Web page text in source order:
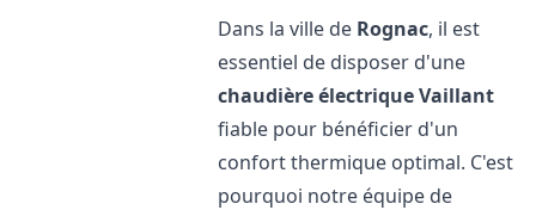
Dans la ville de Rognac, il est
essentiel de disposer d'une
chaudière électrique Vaillant
fiable pour bénéficier d'un
confort thermique optimal. C'est
pourquoi notre équipe de